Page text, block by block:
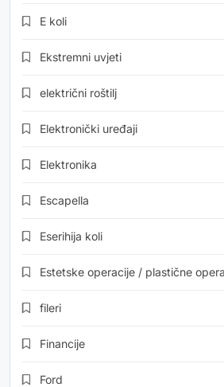
E koli
Ekstremni uvjeti
električni roštilj
Elektronički uređaji
Elektronika
Escapella
Eserihija koli
Estetske operacije / plastične
fileri
Financije
Ford